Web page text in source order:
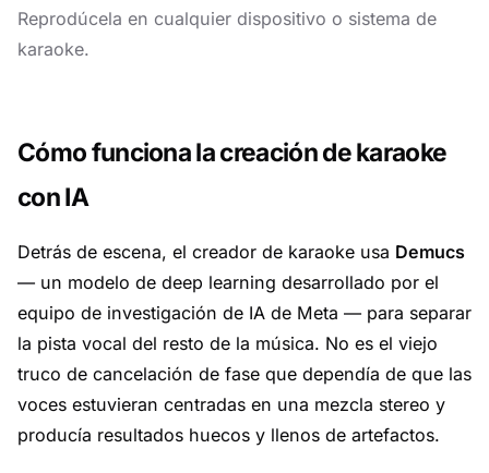
Reprodúcela en cualquier dispositivo o sistema de
karaoke.
Cómo funciona la creación de karaoke
con IA
Detrás de escena, el creador de karaoke usa Demucs
— un modelo de deep learning desarrollado por el
equipo de investigación de IA de Meta — para separar
la pista vocal del resto de la música. No es el viejo
truco de cancelación de fase que dependía de que las
voces estuvieran centradas en una mezcla stereo y
producía resultados huecos y llenos de artefactos.